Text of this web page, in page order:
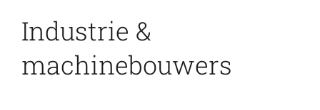
Industrie &
machinebouwers